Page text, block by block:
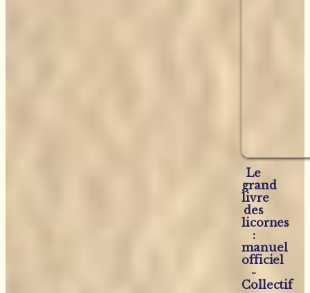
Le
grand
livre
des
licornes
:
manuel
officiel
-
Collectif